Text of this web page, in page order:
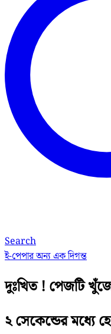
Search
ই-পেপারঅন্য এক দিগন্ত
দুঃখিত ! পেজটি
২ সেকেন্ডের মধ্যে